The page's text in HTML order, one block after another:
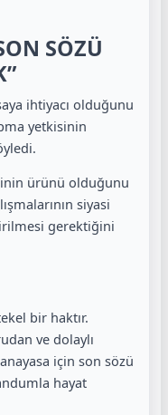
SÖZÜ
ihtiyacı olduğunu
yetkisinin
ürünü olduğunu
siyasi
gerektiğini
bir haktır.
ve dolaylı
için son sözü
hayat